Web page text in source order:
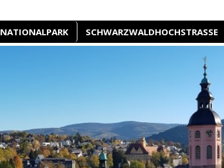
NATIONALPARK SCHWARZWALDHOCHSTRASSE